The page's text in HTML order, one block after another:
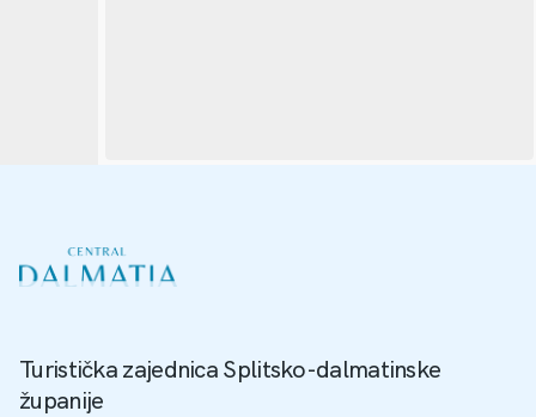
Turistička zajednica Splitsko-dalmatinske
županije